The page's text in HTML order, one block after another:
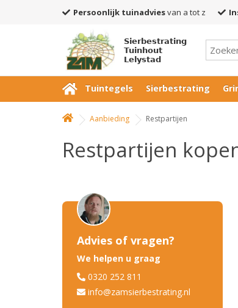
Persoonlijk tuinadviesvan a tot z
Sierbestrating
Tuinhout
Lelystad
Tuintegels Sierbestrating
Aanbieding Restpartijen
Restpartijen
Advies of vragen?
We helpen u graag
0320 252 811
info@zamsierbestrating.nl